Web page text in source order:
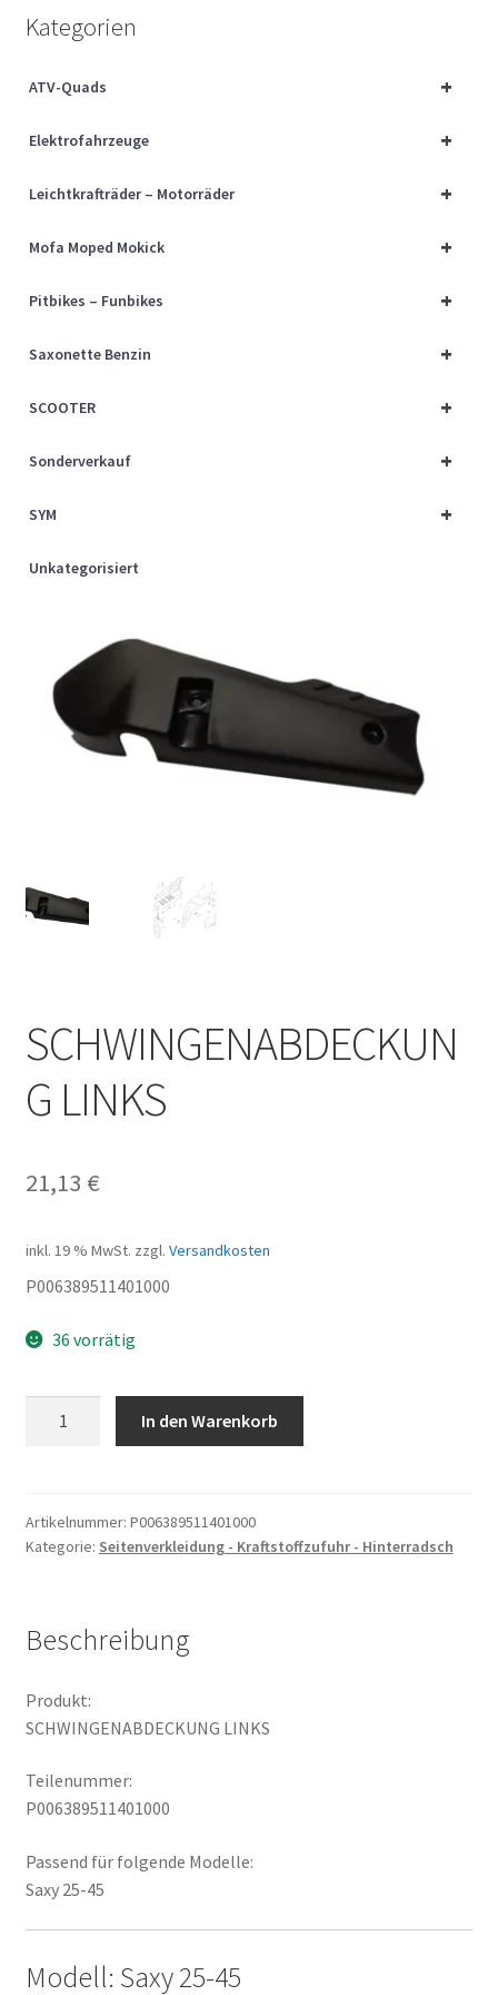
Über uns
Vertrag widerrufen
Widerrufsbelehrung
Cart
Checkout
Kategorien
+
ATV-Quads
+
Elektrofahrzeuge
+
Leichtkrafträder – Motorräder
+
Mofa Moped Mokick
+
Pitbikes – Funbikes
+
Saxonette Benzin
+
SCOOTER
+
Sonderverkauf
+
SYM
Unkategorisiert
SCHWINGENABDECKUN
G LINKS
21,13 €
inkl. 19 % MwSt. zzgl. Versandkosten
P006389511401000
36 vorrätig
In den Warenkorb
Artikelnummer: P006389511401000
Kategorie: Seitenverkleidung - Kraftstoffzufuhr - Hinterradsch
Beschreibung
Produkt:
SCHWINGENABDECKUNG LINKS
Teilenummer:
P006389511401000
Passend für folgende Modelle:
Saxy 25-45
Modell: Saxy 25-45